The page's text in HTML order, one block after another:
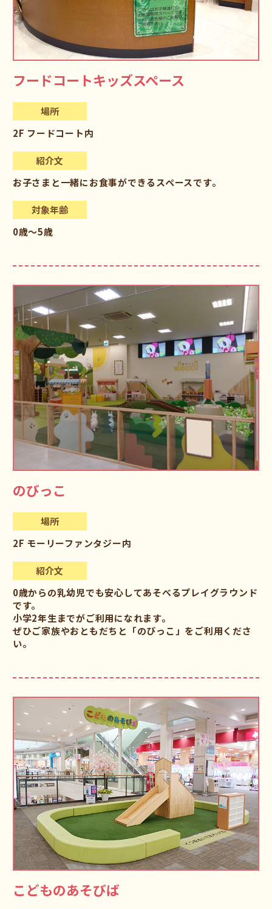
フードコートキッズスペース
場所
2F フードコート内
紹介文
お子さまと一緒にお食事ができるスペースです。
対象年齢
0歳～5歳
のびっこ
場所
2F モーリーファンタジー内
紹介文
0歳からの乳幼児でも安心してあそべるプレイグラウンド
です。
小学2年生までがご利用になれます。
ぜひご家族やおともだちと「のびっこ」をご利用くださ
い。
こどものあそびば